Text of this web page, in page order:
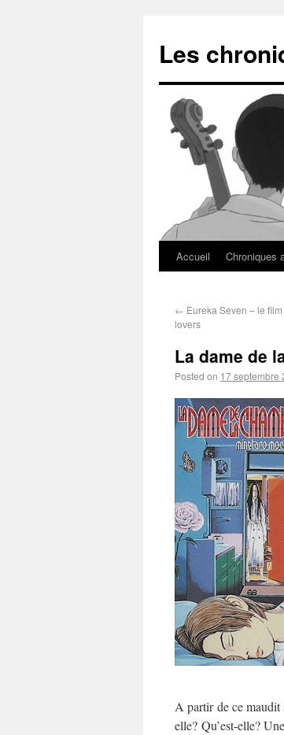
Les
Accueil Chroniques
← Eureka Seven – le
lovers
La dame de
Posted on 17 septembre
A partir de ce
elle? Qu’est-elle?